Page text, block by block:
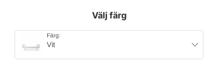
Välj färg
Färg:
Vit